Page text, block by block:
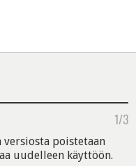
1/3
poistetaan
uudelleen käyttöön.